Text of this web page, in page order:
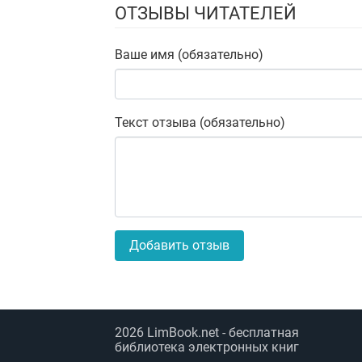
ОТЗЫВЫ ЧИТАТЕЛЕЙ
Ваше имя (обязательно)
Текст отзыва (обязательно)
Добавить отзыв
2026 LimBook.net - бесплатная
библиотека электронных книг